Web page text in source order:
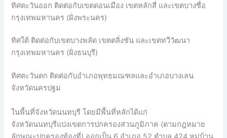
ทิศตะวันออก ติดต่อกับเขตดอนเมือง เขตหลักสี่ และเขตบางซื่อ
กรุงเทพมหานคร (ฝั่งพระนคร)
ทิศใต้ ติดต่อกับเขตบางพลัด เขตตลิ่งชัน และเขตทวีวัฒนา
กรุงเทพมหานคร (ฝั่งธนบุรี)
ทิศตะวันตก ติดต่อกับอำเภอพุทธมณฑลและอำเภอบางเลน
จังหวัดนครปฐม
ในพื้นที่จังหวัดนนทบุรี โดยมีพื้นที่หลักได้แก่
จังหวัดนนทบุรีแบ่งเขตการปกครองส่วนภูมิภาค (ตามกฎหมาย